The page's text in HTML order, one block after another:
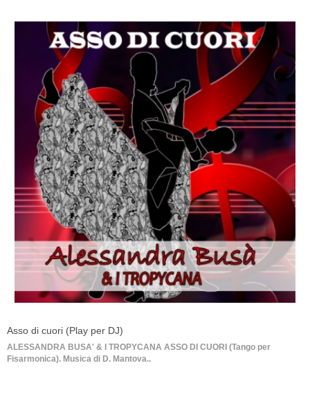
Asso di cuori (Play per DJ)
ALESSANDRA BUSA' & I TROPYCANA ASSO DI CUORI (Tango per
Fisarmonica). Musica di D. Mantova..